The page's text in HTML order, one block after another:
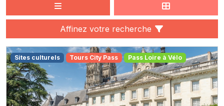
Affinez votre recherche
Sites culturels Tours City Pass Pass Loire à Vélo